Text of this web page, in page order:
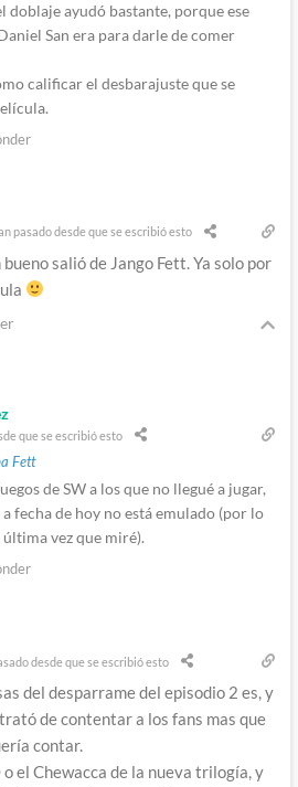
doblaje ayudó bastante, porque ese
San era para darle de comer
calificar el desbarajuste que se
pasado desde que se escribió esto
salió de Jango Fett. Ya solo por
que se escribió esto
Fett
de SW a los que no llegué a jugar,
fecha de hoy no está emulado (por lo
vez que miré).
desde que se escribió esto
del desparrame del episodio 2 es, y
de contentar a los fans mas que
contar.
el Chewacca de la nueva trilogía, y